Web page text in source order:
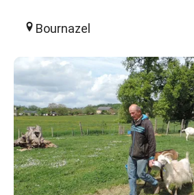
Bournazel